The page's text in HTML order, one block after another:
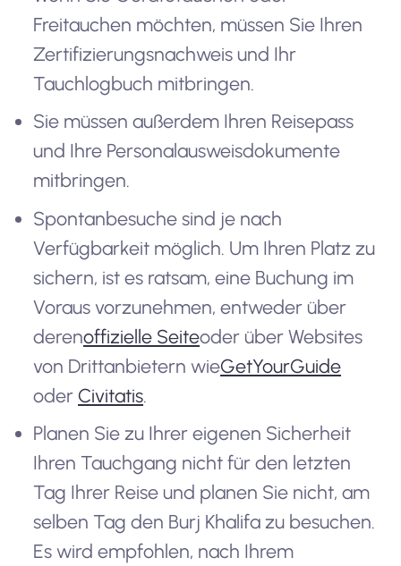
Freitauchen möchten, müssen Sie Ihren
Zertifizierungsnachweis und Ihr
Tauchlogbuch mitbringen.
Sie müssen außerdem Ihren Reisepass
und Ihre Personalausweisdokumente
mitbringen.
Spontanbesuche sind je nach
Verfügbarkeit möglich. Um Ihren Platz zu
sichern, ist es ratsam, eine Buchung im
Voraus vorzunehmen, entweder über
derenoffizielle Seiteoder über Websites
von Drittanbietern wieGetYourGuide
oderCivitatis.
Planen Sie zu Ihrer eigenen Sicherheit
Ihren Tauchgang nicht für den letzten
Tag Ihrer Reise und planen Sie nicht, am
selben Tag den Burj Khalifa zu besuchen.
Es wird empfohlen, nach Ihrem